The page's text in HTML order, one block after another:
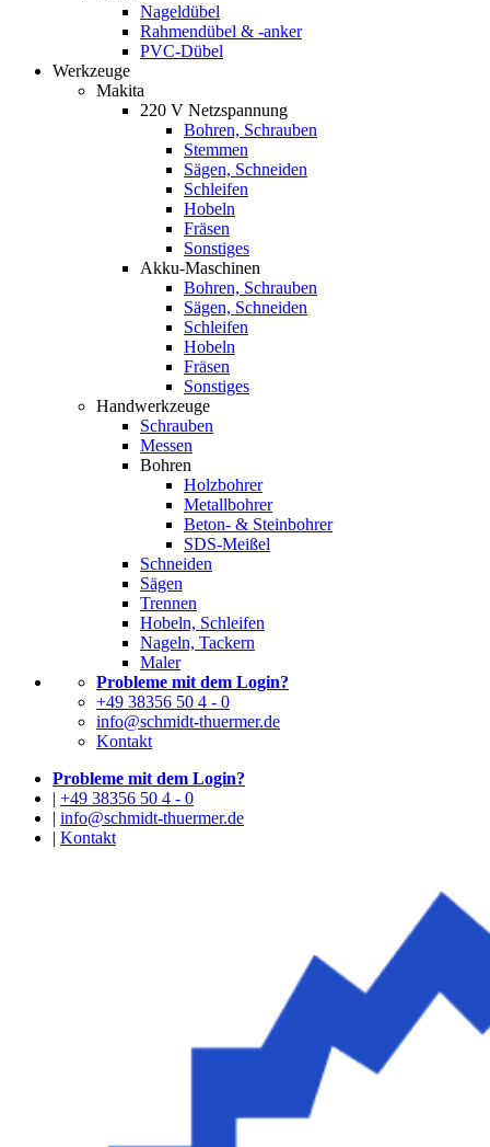
Nageldübel
Rahmendübel & -anker
PVC-Dübel
Werkzeuge
Makita
220 V Netzspannung
Bohren, Schrauben
Stemmen
Sägen, Schneiden
Schleifen
Hobeln
Fräsen
Sonstiges
Akku-Maschinen
Bohren, Schrauben
Sägen, Schneiden
Schleifen
Hobeln
Fräsen
Sonstiges
Handwerkzeuge
Schrauben
Messen
Bohren
Holzbohrer
Metallbohrer
Beton- & Steinbohrer
SDS-Meißel
Schneiden
Sägen
Trennen
Hobeln, Schleifen
Nageln, Tackern
Maler
Probleme mit dem Login?
+49 38356 50 4 - 0
info@schmidt-thuermer.de
Kontakt
Probleme mit dem Login?
| +49 38356 50 4 - 0
| info@schmidt-thuermer.de
| Kontakt